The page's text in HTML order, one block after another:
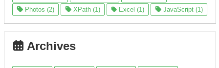
Photos (2)
XPath (1) Excel (1) JavaScript (1)
Archives